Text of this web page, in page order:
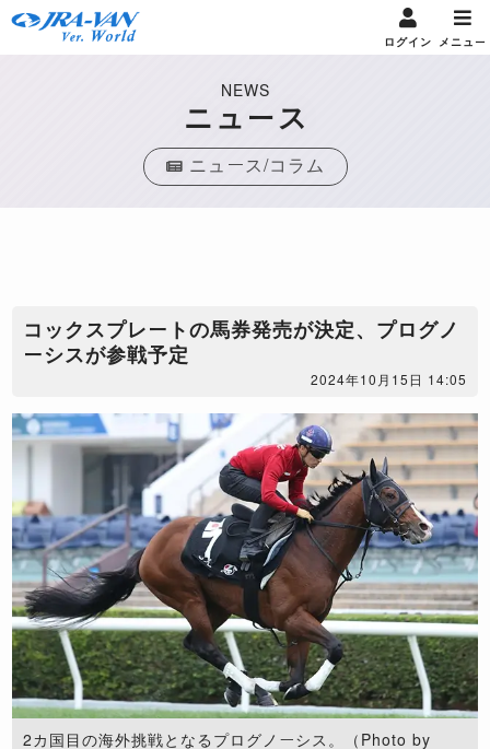
ログイン メニュー
NEWS
ニュース
ニュース/コラム
コックスプレートの馬券発売が決定、プログノ
ーシスが参戦予定
2024年10月15日 14:05
2カ国目の海外挑戦となるプログノーシス。（Photo by